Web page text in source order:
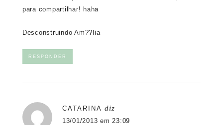
para compartilhar! haha
Desconstruindo Am??lia
RESPONDER
CATARINA diz
13/01/2013 em 23:09